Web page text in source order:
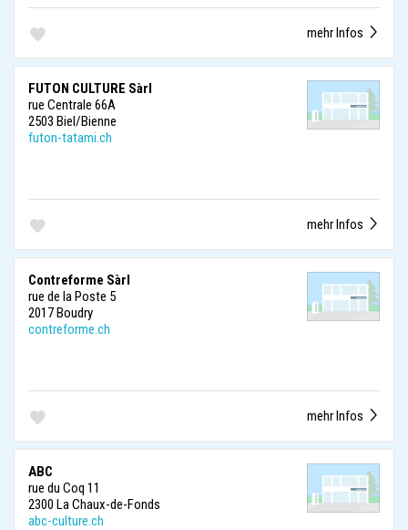
mehr Infos
FUTON CULTURE Sàrl
rue Centrale 66A
2503 Biel/Bienne
futon-tatami.ch
mehr Infos
Contreforme Sàrl
rue de la Poste 5
2017 Boudry
contreforme.ch
mehr Infos
ABC
rue du Coq 11
2300 La Chaux-de-Fonds
abc-culture.ch